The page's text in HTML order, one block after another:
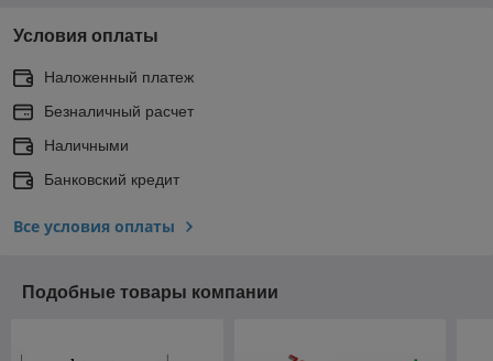
Условия оплаты
Наложенный платеж
Безналичный расчет
Наличными
Банковский кредит
Все условия оплаты
Подобные товары компании